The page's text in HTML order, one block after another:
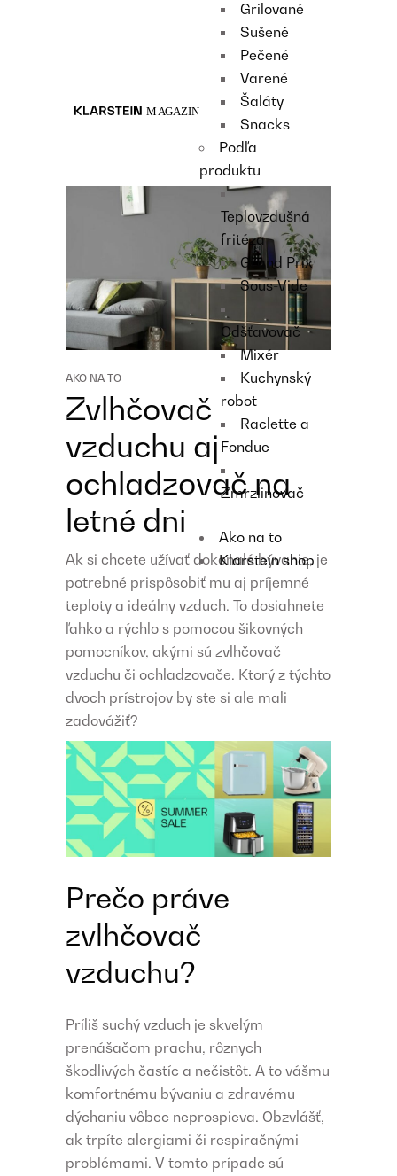
Grilované
Sušené
Pečené
Varené
Šaláty
Snacks
Podľa
produktu
Teplovzdušná
fritéza
Grand Prix
Sous-Vide
Odšťavovač
Mixér
Kuchynský
robot
Raclette a
Fondue
Zmrzlinovač
Ako na to
Klarstein shop
AKO NA TO
Zvlhčovač
vzduchu aj
ochladzovač na
letné dni
Ak si chcete užívať dokonalé bývanie, je
potrebné prispôsobiť mu aj príjemné
teploty a ideálny vzduch. To dosiahnete
ľahko a rýchlo s pomocou šikovných
pomocníkov, akými sú zvlhčovač
vzduchu či ochladzovače. Ktorý z týchto
dvoch prístrojov by ste si ale mali
zadovážiť?
Prečo práve
zvlhčovač
vzduchu?
Príliš suchý vzduch je skvelým
prenášačom prachu, rôznych
škodlivých častíc a nečistôt. A to vášmu
komfortnému bývaniu a zdravému
dýchaniu vôbec neprospieva. Obzvlášť,
ak trpíte alergiami či respiračnými
problémami. V tomto prípade sú